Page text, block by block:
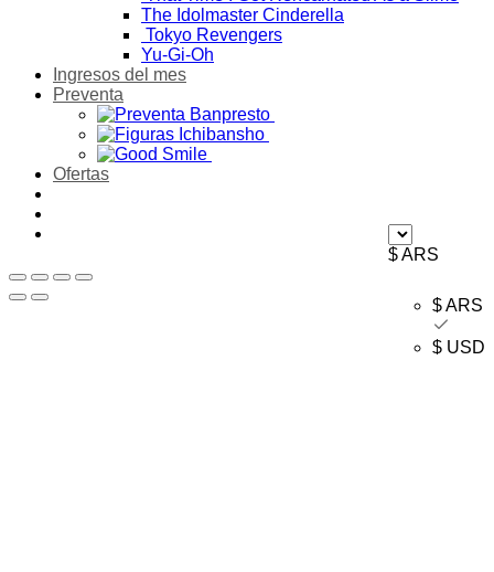
The Idolmaster Cinderella
Tokyo Revengers
Yu-Gi-Oh
Ingresos del mes
Preventa
Ofertas
$ ARS
$ ARS
$ USD